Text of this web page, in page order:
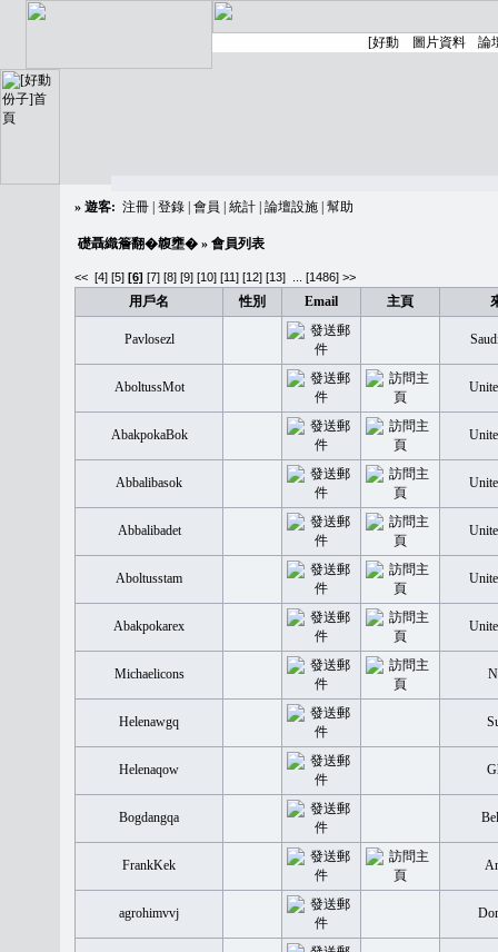
» 遊客: 注冊 登錄 會員 統計 論壇設施 幫助
礎聶織簷翻�䪖壅� » 會員列表
<< [4] [5] [6] [7] [8] [9] [10] [11] [12] [13] [1486] >>
用戶名 性別 Email 主頁
Pavlosezl
AboltussMot
AbakpokaBok
Abbalibasok
Abbalibadet
Aboltusstam
Abakpokarex
Michaelicons
Helenawgq
Helenaqow
Bogdangqa
FrankKek
agrohimvvj